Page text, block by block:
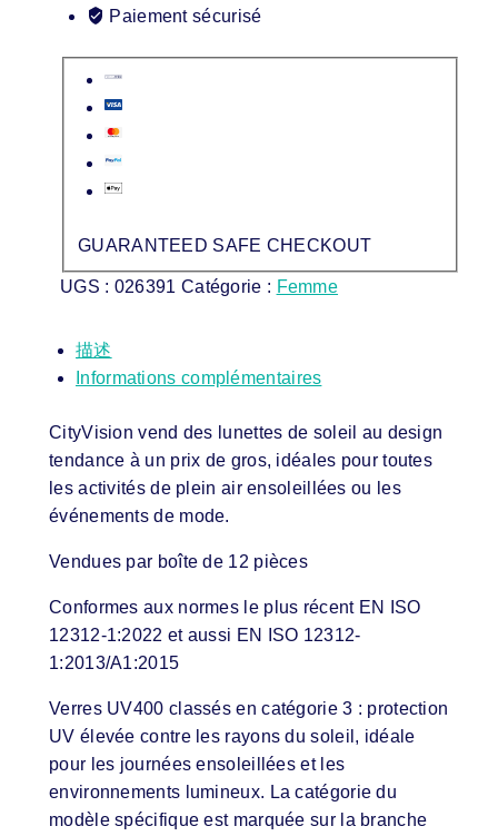
Paiement sécurisé
GUARANTEED SAFE CHECKOUT
UGS : 026391 Catégorie : Femme
描述
Informations complémentaires
CityVision vend des lunettes de soleil au design
tendance à un prix de gros, idéales pour toutes
les activités de plein air ensoleillées ou les
événements de mode.
Vendues par boîte de 12 pièces
Conformes aux normes le plus récent EN ISO
12312-1:2022 et aussi EN ISO 12312-
1:2013/A1:2015
Verres UV400 classés en catégorie 3 : protection
UV élevée contre les rayons du soleil, idéale
pour les journées ensoleillées et les
environnements lumineux. La catégorie du
modèle spécifique est marquée sur la branche